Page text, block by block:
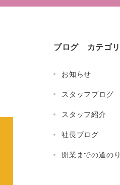
ブログ カテゴリ
お知らせ
スタッフブログ
スタッフ紹介
社長ブログ
開業までの道のり